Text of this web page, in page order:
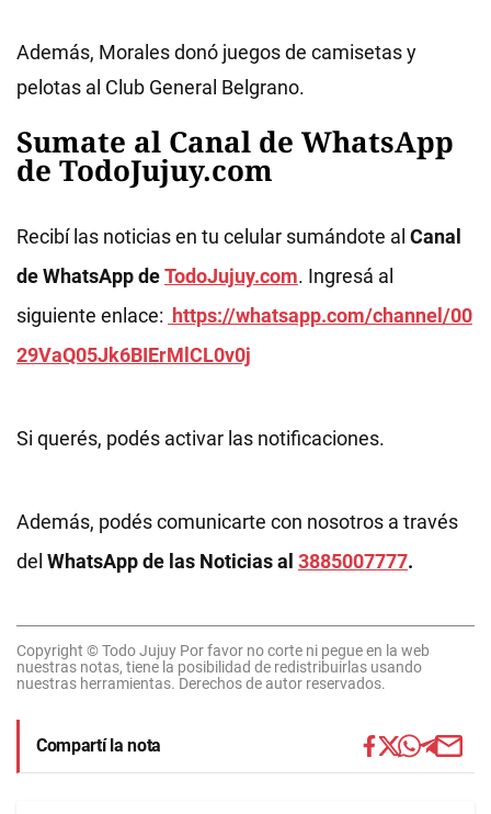
Además, Morales donó juegos de camisetas y
pelotas al Club General Belgrano.
Sumate al Canal de WhatsApp
de TodoJujuy.com
Recibí las noticias en tu celular sumándote al Canal
de WhatsApp deTodoJujuy.com. Ingresá al
siguiente enlace: https://whatsapp.com/channel/00
29VaQ05Jk6BIErMlCL0v0j
Si querés, podés activar las notificaciones.
Además, podés comunicarte con nosotros a través
del WhatsApp de las Noticias al 3885007777.
Copyright © Todo Jujuy Por favor no corte ni pegue en la web
nuestras notas, tiene la posibilidad de redistribuirlas usando
nuestras herramientas. Derechos de autor reservados.
Compartí la nota